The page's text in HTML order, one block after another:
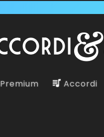
Premium Accordi